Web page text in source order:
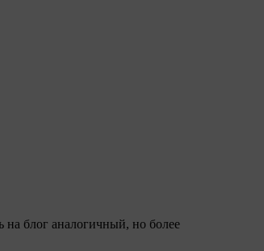
на блог аналогичный, но более